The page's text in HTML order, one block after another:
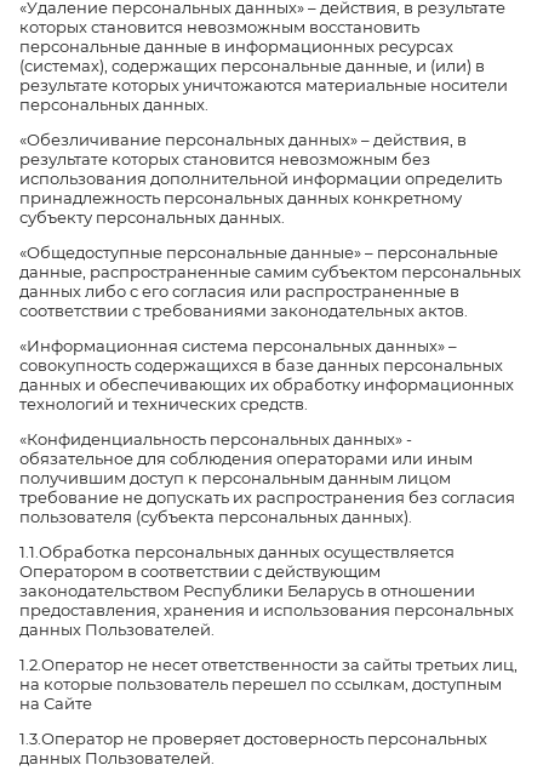
«Удаление персональных данных» – действия, в результате
которых становится невозможным восстановить
персональные данные в информационных ресурсах
(системах), содержащих персональные данные, и (или) в
результате которых уничтожаются материальные носители
персональных данных.
«Обезличивание персональных данных» – действия, в
результате которых становится невозможным без
использования дополнительной информации определить
принадлежность персональных данных конкретному
субъекту персональных данных.
«Общедоступные персональные данные» – персональные
данные, распространенные самим субъектом персональных
данных либо с его согласия или распространенные в
соответствии с требованиями законодательных актов.
«Информационная система персональных данных» –
совокупность содержащихся в базе данных персональных
данных и обеспечивающих их обработку информационных
технологий и технических средств.
«Конфиденциальность персональных данных» -
обязательное для соблюдения операторами или иным
получившим доступ к персональным данным лицом
требование не допускать их распространения без согласия
пользователя (субъекта персональных данных).
1.1.Обработка персональных данных осуществляется
Оператором в соответствии с действующим
законодательством Республики Беларусь в отношении
предоставления, хранения и использования персональных
данных Пользователей.
1.2.Оператор не несет ответственности за сайты третьих лиц,
на которые пользователь перешел по ссылкам, доступным
на Сайте
1.3.Оператор не проверяет достоверность персональных
данных Пользователей.